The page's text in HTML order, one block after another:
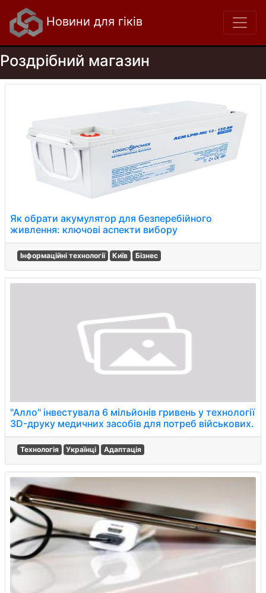
Новини для гіків
Роздрібний магазин
Як обрати акумулятор для безперебійного
живлення: ключові аспекти вибору
Інформаційні технології Київ Бізнес
"Алло" інвестувала 6 мільйонів гривень у технології
3D-друку медичних засобів для потреб військових.
Технологія Українці Адаптація